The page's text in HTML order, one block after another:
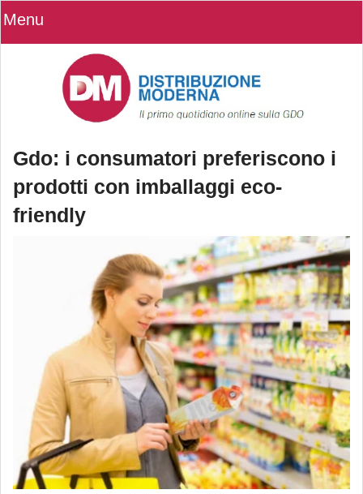
Menu
Gdo: i consumatori preferiscono i
prodotti con imballaggi eco-
friendly